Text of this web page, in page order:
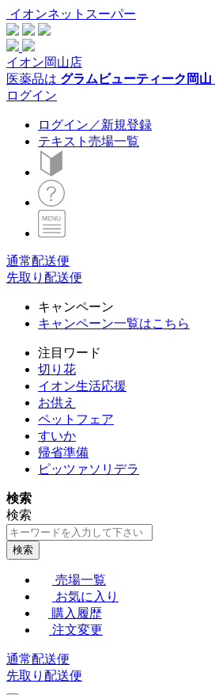
イオンネットスーパー
イオン岡山店
医薬品は グラムビューティーク岡山
ログイン
ログイン／新規登録
テキスト売場一覧
通常配送便
先取り配送便
キャンペーン
キャンペーン一覧はこちら
注目ワード
切り花
イオン生活応援
お供え
ペットフェア
すいか
帰省準備
ピッツァソリデラ
検索
検索
検索
売場一覧
お気に入り
購入履歴
注文変更
通常配送便
先取り配送便